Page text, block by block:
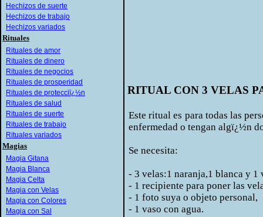
Hechizos de suerte
Hechizos de trabajo
Hechizos variados
Rituales
Rituales de amor
Rituales de dinero
Rituales de negocios
Rituales de prosperidad
Rituales de protecciï¿½n
Rituales de salud
Rituales de suerte
Rituales de trabajo
Rituales variados
Magias
Magia Gitana
Magia Blanca
Magia Celta
Magia con Velas
Magia con Colores
Magia con Sal
RITUAL CON 3 VELAS
Este ritual es para todas las
enfermedad o tengan algï¿½n
Se necesita:
- 3 velas:1 naranja,1 blanca y 1
- 1 recipiente para poner las
- 1 foto suya o objeto personal,
- 1 vaso con agua.